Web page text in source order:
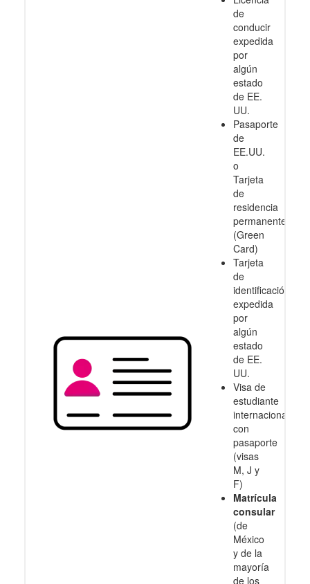
de
conducir
expedida
por
algún
estado
de EE.
UU.
Pasaporte
de
EE.UU.
o
Tarjeta
de
residencia
permanente
(Green
Card)
Tarjeta
de
identificación
expedida
por
algún
estado
de EE.
UU.
Visa de
estudiante
internacional
con
pasaporte
(visas
M, J y
F)
Matrícula
consular
(de
México
y de la
mayoría
de los